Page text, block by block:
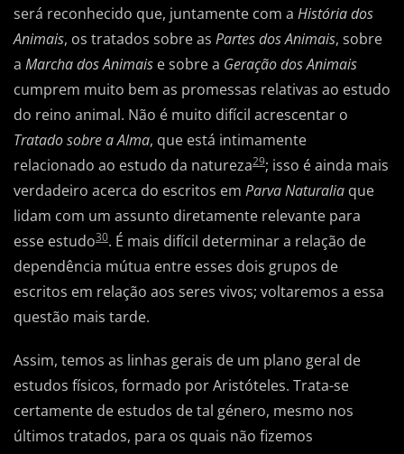
será reconhecido que, juntamente com a História dos
Animais, os tratados sobre as Partes dos Animais, sobre
a Marcha dos Animais e sobre a Geração dos Animais
cumprem muito bem as promessas relativas ao estudo
do reino animal. Não é muito difícil acrescentar o
Tratado sobre a Alma, que está intimamente
relacionado ao estudo da natureza29; isso é ainda mais
verdadeiro acerca do escritos em Parva Naturalia que
lidam com um assunto diretamente relevante para
esse estudo30. É mais difícil determinar a relação de
dependência mútua entre esses dois grupos de
escritos em relação aos seres vivos; voltaremos a essa
questão mais tarde.
Assim, temos as linhas gerais de um plano geral de
estudos físicos, formado por Aristóteles. Trata-se
certamente de estudos de tal género, mesmo nos
últimos tratados, para os quais não fizemos